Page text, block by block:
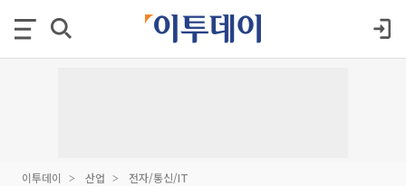
이투데이 산업 전자/통신/IT